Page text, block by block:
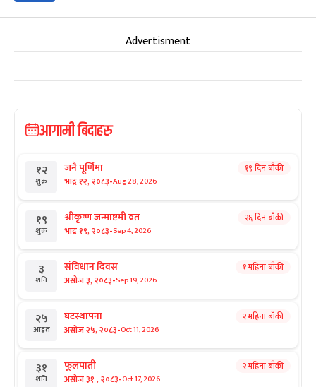
Advertisment
आगामी बिदाहरु
१२
शुक्र
जनै पूर्णिमा
भाद्र १२, २०८३-Aug 28, 2026
१९ दिन बाँकी
१९
शुक्र
श्रीकृष्ण जन्माष्टमी व्रत
भाद्र १९, २०८३-Sep 4, 2026
२६ दिन बाँकी
३
शनि
संविधान दिवस
असोज ३, २०८३-Sep 19, 2026
१ महिना बाँकी
२५
आइत
घटस्थापना
असोज २५, २०८३-Oct 11, 2026
२ महिना बाँकी
३१
शनि
फूलपाती
असोज ३१ , २०८३-Oct 17, 2026
२ महिना बाँकी